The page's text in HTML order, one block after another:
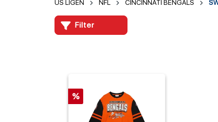
US LIGEN NFL CINCINNATI BENGALS
Filter
%